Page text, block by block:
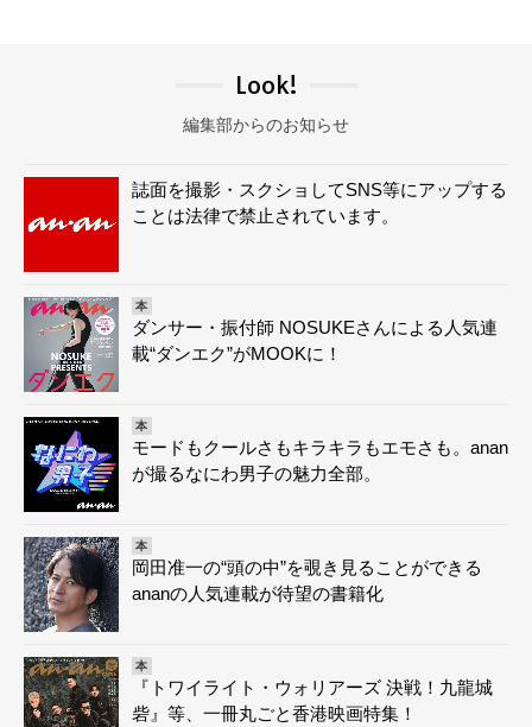
Look!
編集部からのお知らせ
誌面を撮影・スクショしてSNS等にアップする
ことは法律で禁止されています。
本
ダンサー・振付師 NOSUKEさんによる人気連
載“ダンエク”がMOOKに！
本
モードもクールさもキラキラもエモさも。anan
が撮るなにわ男子の魅力全部。
本
岡田准一の“頭の中”を覗き見ることができる
ananの人気連載が待望の書籍化
本
『トワイライト・ウォリアーズ 決戦！九龍城
砦』等、一冊丸ごと香港映画特集！